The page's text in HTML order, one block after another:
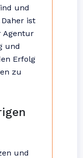
und
ist
Agentur
und
Erfolg
zu
und